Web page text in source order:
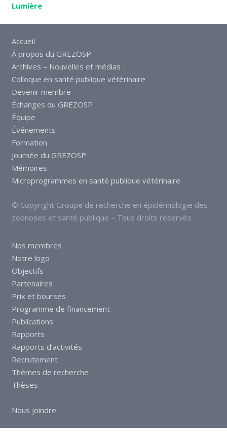
Lumière
Accueil
À propos du GREZOSP
Archives – Nouvelles et médias
Colloque en santé publique vétérinaire
Devenir membre
Échanges du GREZOSP
Équipe
Événements
Formation
Journée du GREZOSP
Mémoires
Microprogrammes en santé publique vétérinaire
© Copyright Groupe de recherche en épidémiologie des
zoonoses et santé publique – Tous droits réservés
Nos membres
Notre logo
Objectifs
Partenaires
Prix et bourses
Programme de financement
Publications
Rapports
Rapports d’activités
Recrutement
Thèmes de recherche
Thèses
Nous joindre